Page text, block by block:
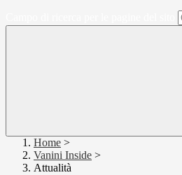
Home >
Vanini Inside >
Attualità